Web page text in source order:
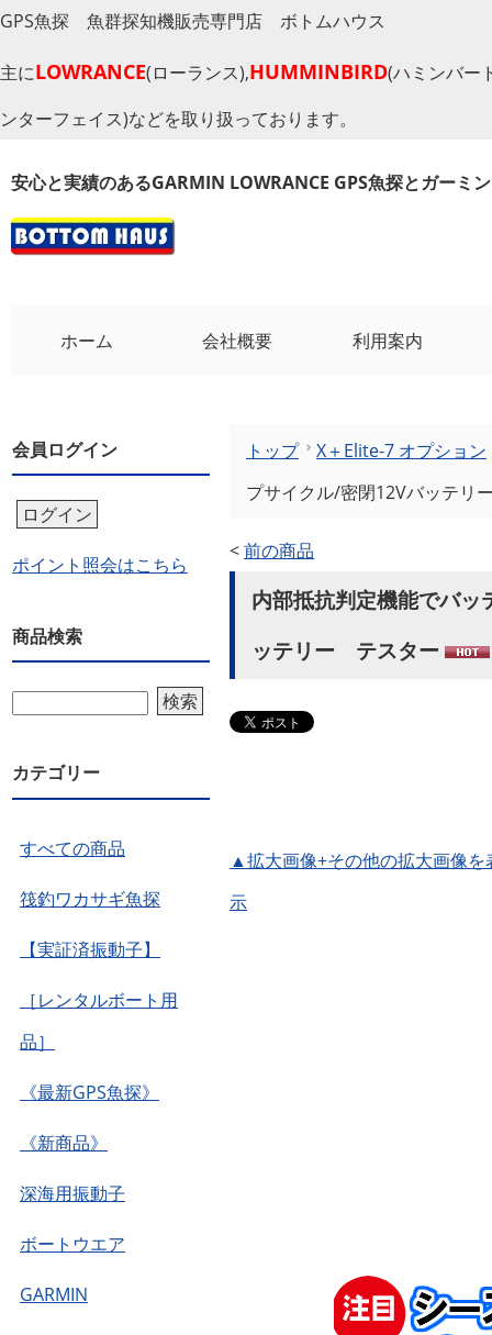
GPS魚探 魚群探知機販売専門店 ボトムハウス
主にLOWRANCE(ローランス),HUMMINBIRD(ハミンバー
ンターフェイス)などを取り扱っております。
安心と実績のあるGARMIN LOWRANCE GPS魚探とガーミ
ホーム 会社概要 利用案内
会員ログイン
ログイン
ポイント照会はこちら
商品検索
検索
カテゴリー
すべての商品
筏釣ワカサギ魚探
【実証済振動子】
［レンタルボート用
品］
《最新GPS魚探》
《新商品》
深海用振動子
ボートウエア
GARMIN
トップ
X＋Elite-7 オプション
プサイクル/密閉12Vバッテリ
<前の商品
内部抵抗判定機能でバ
ッテリー テスター
▲拡大画像+その他の拡大画像を
示